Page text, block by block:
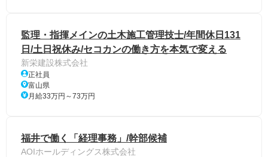
監理・指揮メインの土木施工管理技士/年間休日131
日/土日祝休み/セコカンの働き方を本気で変える
新栄建設株式会社
正社員
富山県
月給33万円～73万円
福井で働く「経理事務」/幹部候補
AOIホールディングス株式会社